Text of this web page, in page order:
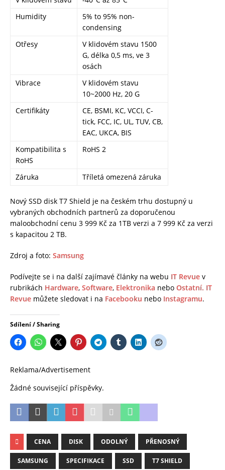
Humidity
5% to 95% non-
condensing
Otřesy
V klidovém stavu 1500
G, délka 0,5 ms, ve 3
osách
Vibrace
V klidovém stavu
10~2000 Hz, 20 G
Certifikáty
CE, BSMI, KC, VCCI, C-
tick, FCC, IC, UL, TUV, CB,
EAC, UKCA, BIS
Kompatibilita s
RoHS
RoHS 2
Záruka Tříletá omezená záruka
Nový SSD disk T7 Shield je na českém trhu dostupný u
vybraných obchodních partnerů za doporučenou
maloobchodní cenu 3 999 Kč za 1TB verzi a 7 999 Kč za verzi
s kapacitou 2 TB.
Zdroj a foto: Samsung
Podívejte se i na další zajímavé články na webu IT Revue v
rubrikách Hardware, Software, Elektronika nebo Ostatní. IT
Revue můžete sledovat i na Facebooku nebo Instagramu.
Sdílení / Sharing
Reklama/Advertisement
Žádné související příspěvky.
CENA DISK ODOLNÝ PŘENOSNÝ
SAMSUNG SPECIFIKACE SSD T7 SHIELD